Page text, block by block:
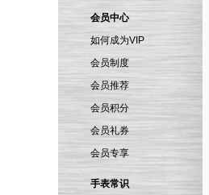
会员中心
如何成为VIP
会员制度
会员推荐
会员积分
会员礼券
会员专享
手表常识